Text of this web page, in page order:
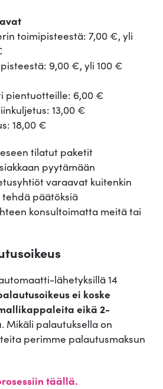
toimipisteestä: 7,00 €, yli
9,00 €, yli 100 €
pientuotteille: 6,00 €
13,00 €
18,00 €
tilatut paketit
pyytämään
varaavat kuitenkin
päätöksiä
konsultoimatta meitä tai
lähetyksillä 14
ei koske
eikä 2-
. Mikäli palautuksella on
perimme palautusmaksun
täällä.